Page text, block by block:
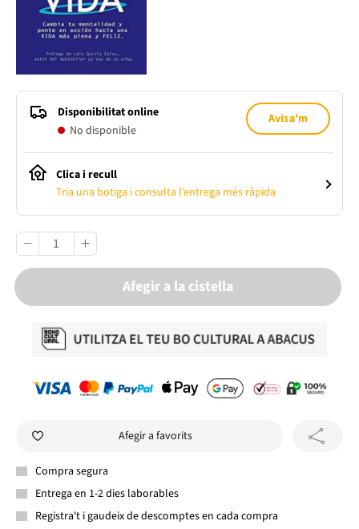
Disponibilitat online
No disponible
Avisa'm
Clica i recull
Tria una botiga i consulta l’entrega més ràpida
Afegir a la cistella
Afegir a favorits
Compra segura
Entrega en 1-2 dies laborables
Registra't i gaudeix de descomptes en cada compra